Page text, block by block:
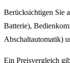
Berücksichtigen Sie
Batterie),
Abschaltautomatik)
Ein Preisvergleich